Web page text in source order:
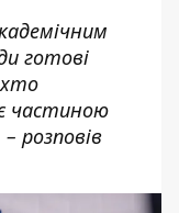
готові
частиною
розповів